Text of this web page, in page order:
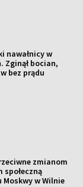
nawałnicy w
Zginął bocian,
bez prądu
zmianom
społeczną
Moskwy w Wilnie